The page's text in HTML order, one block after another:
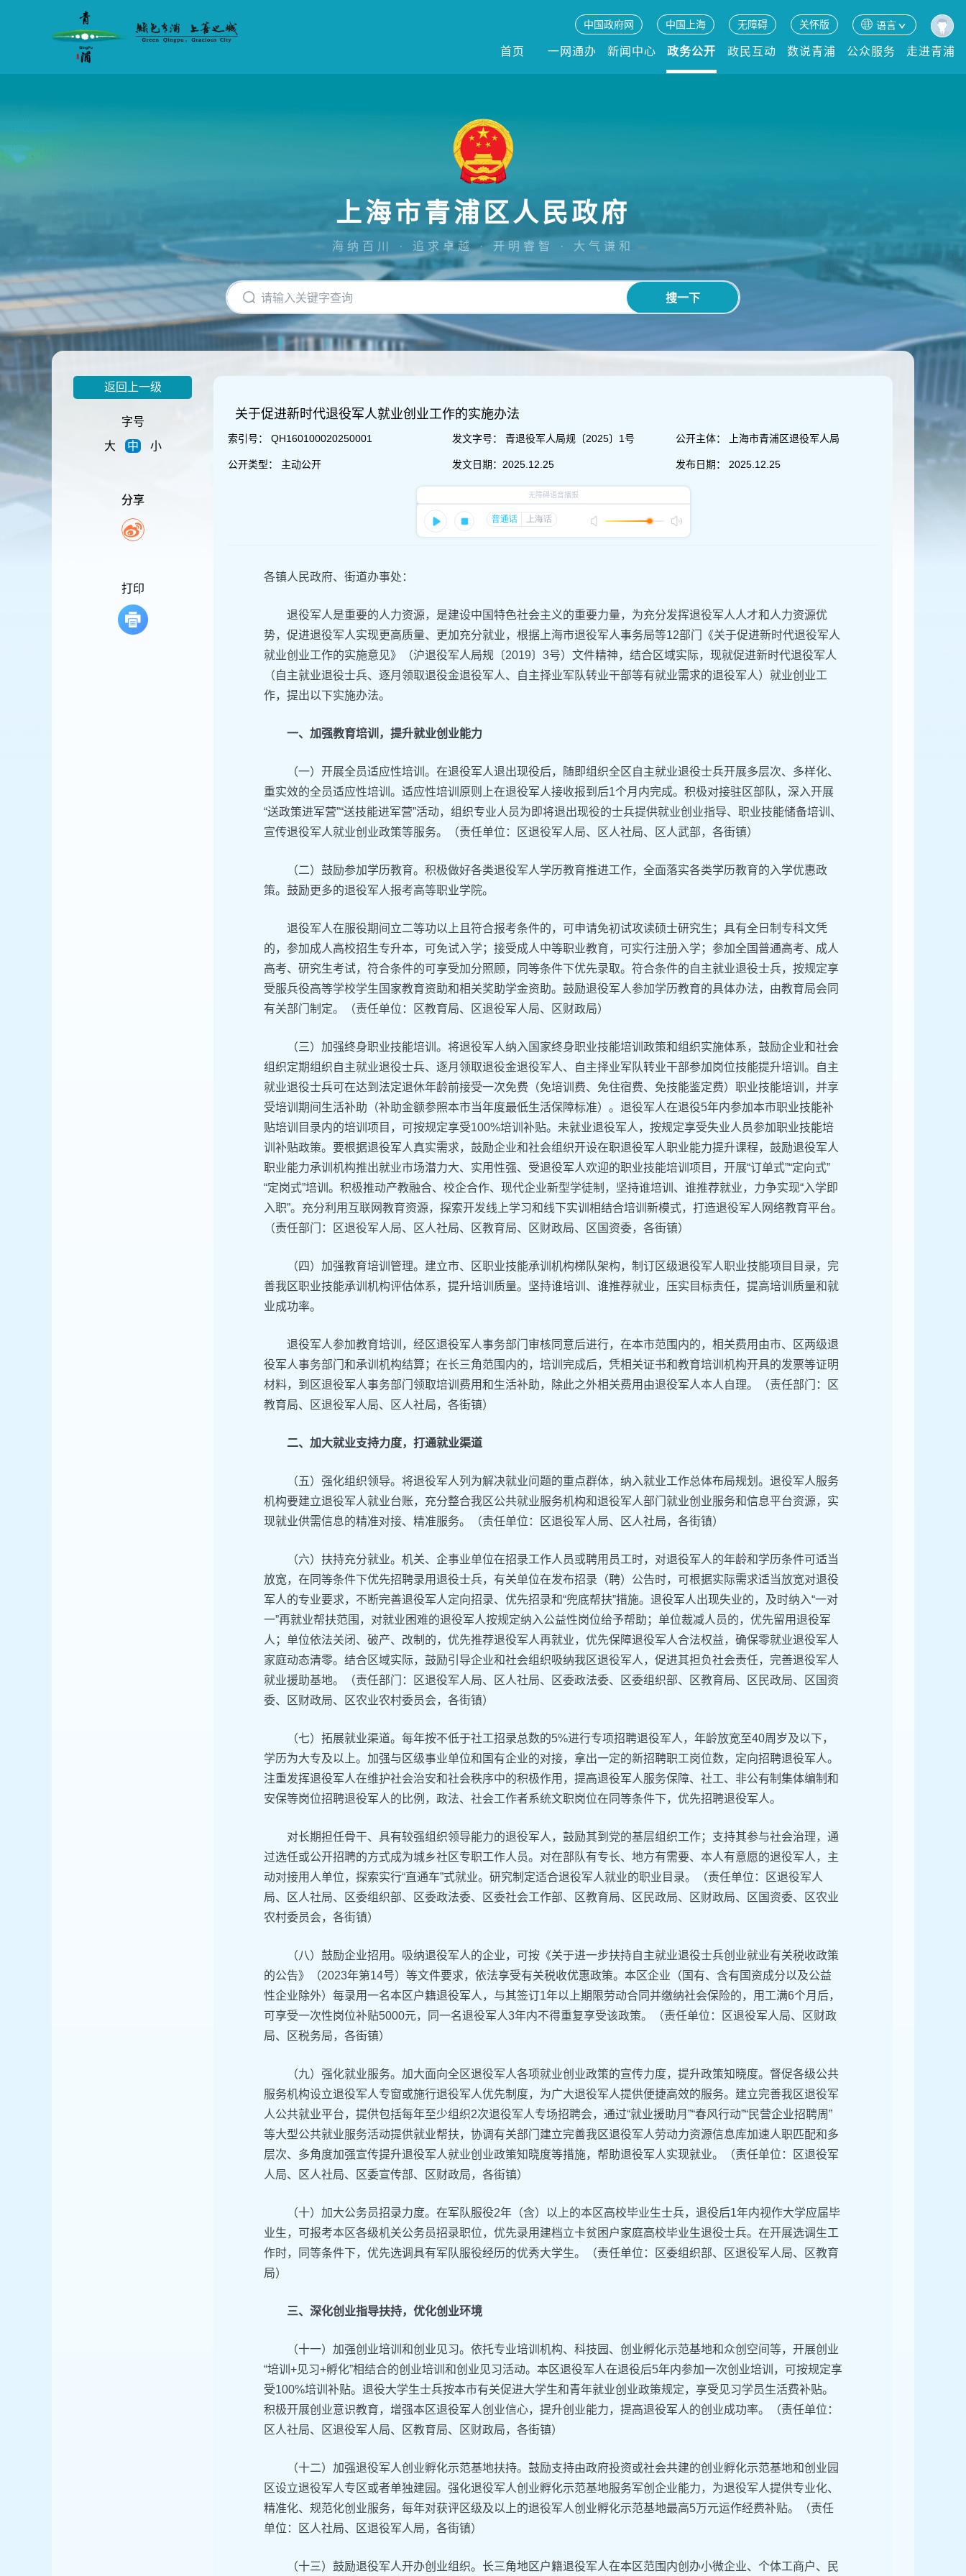
网
主
要
内
容
区
域
中国政府网 中国上海 无障碍 关怀版 语言
首页 一网通办 新闻中心 政务公开 政民互动 数说青浦 公众服务 走进青浦
上海市青浦区人民政府
海纳百川 · 追求卓越 · 开明睿智 · 大气谦和
搜一下
返回上一级
字号
大
中 小
分享
打印
关于促进新时代退役军人就业创业工作的实施办法
索引号： QH160100020250001
公开类型： 主动公开
发文字号： 青退役军人局规〔2025〕1号
发文日期： 2025.12.25
公开主体： 上海市青浦区退役军人局
发布日期： 2025.12.25
各镇人民政府、街道办事处：
退役军人是重要的人力资源，是建设中国特色社会主义的重要力量，为充分发挥退役军人人才和人力资源优
势，促进退役军人实现更高质量、更加充分就业，根据上海市退役军人事务局等12部门《关于促进新时代退役军人
就业创业工作的实施意见》（沪退役军人局规〔2019〕3号）文件精神，结合区域实际，现就促进新时代退役军人
（自主就业退役士兵、逐月领取退役金退役军人、自主择业军队转业干部等有就业需求的退役军人）就业创业工
作，提出以下实施办法。
一、加强教育培训，提升就业创业能力
（一）开展全员适应性培训。在退役军人退出现役后，随即组织全区自主就业退役士兵开展多层次、多样化、
重实效的全员适应性培训。适应性培训原则上在退役军人接收报到后1个月内完成。积极对接驻区部队，深入开展
“送政策进军营”“送技能进军营”活动，组织专业人员为即将退出现役的士兵提供就业创业指导、职业技能储备培训、
宣传退役军人就业创业政策等服务。（责任单位：区退役军人局、区人社局、区人武部，各街镇）
（二）鼓励参加学历教育。积极做好各类退役军人学历教育推进工作，全面落实各类学历教育的入学优惠政
策。鼓励更多的退役军人报考高等职业学院。
退役军人在服役期间立二等功以上且符合报考条件的，可申请免初试攻读硕士研究生；具有全日制专科文凭
的，参加成人高校招生专升本，可免试入学；接受成人中等职业教育，可实行注册入学；参加全国普通高考、成人
高考、研究生考试，符合条件的可享受加分照顾，同等条件下优先录取。符合条件的自主就业退役士兵，按规定享
受服兵役高等学校学生国家教育资助和相关奖助学金资助。鼓励退役军人参加学历教育的具体办法，由教育局会同
有关部门制定。（责任单位：区教育局、区退役军人局、区财政局）
（三）加强终身职业技能培训。将退役军人纳入国家终身职业技能培训政策和组织实施体系，鼓励企业和社会
组织定期组织自主就业退役士兵、逐月领取退役金退役军人、自主择业军队转业干部参加岗位技能提升培训。自主
就业退役士兵可在达到法定退休年龄前接受一次免费（免培训费、免住宿费、免技能鉴定费）职业技能培训，并享
受培训期间生活补助（补助金额参照本市当年度最低生活保障标准）。退役军人在退役5年内参加本市职业技能补
贴培训目录内的培训项目，可按规定享受100%培训补贴。未就业退役军人，按规定享受失业人员参加职业技能培
训补贴政策。要根据退役军人真实需求，鼓励企业和社会组织开设在职退役军人职业能力提升课程，鼓励退役军人
职业能力承训机构推出就业市场潜力大、实用性强、受退役军人欢迎的职业技能培训项目，开展“订单式”“定向式”
“定岗式”培训。积极推动产教融合、校企合作、现代企业新型学徒制，坚持谁培训、谁推荐就业，力争实现“入学即
入职”。充分利用互联网教育资源，探索开发线上学习和线下实训相结合培训新模式，打造退役军人网络教育平台。
（责任部门：区退役军人局、区人社局、区教育局、区财政局、区国资委，各街镇）
（四）加强教育培训管理。建立市、区职业技能承训机构梯队架构，制订区级退役军人职业技能项目目录，完
善我区职业技能承训机构评估体系，提升培训质量。坚持谁培训、谁推荐就业，压实目标责任，提高培训质量和就
业成功率。
退役军人参加教育培训，经区退役军人事务部门审核同意后进行，在本市范围内的，相关费用由市、区两级退
役军人事务部门和承训机构结算；在长三角范围内的，培训完成后，凭相关证书和教育培训机构开具的发票等证明
材料，到区退役军人事务部门领取培训费用和生活补助，除此之外相关费用由退役军人本人自理。（责任部门：区
教育局、区退役军人局、区人社局，各街镇）
二、加大就业支持力度，打通就业渠道
（五）强化组织领导。将退役军人列为解决就业问题的重点群体，纳入就业工作总体布局规划。退役军人服务
机构要建立退役军人就业台账，充分整合我区公共就业服务机构和退役军人部门就业创业服务和信息平台资源，实
现就业供需信息的精准对接、精准服务。（责任单位：区退役军人局、区人社局，各街镇）
（六）扶持充分就业。机关、企事业单位在招录工作人员或聘用员工时，对退役军人的年龄和学历条件可适当
放宽，在同等条件下优先招聘录用退役士兵，有关单位在发布招录（聘）公告时，可根据实际需求适当放宽对退役
军人的专业要求，不断完善退役军人定向招录、优先招录和“兜底帮扶”措施。退役军人出现失业的，及时纳入“一对
一”再就业帮扶范围，对就业困难的退役军人按规定纳入公益性岗位给予帮助；单位裁减人员的，优先留用退役军
人；单位依法关闭、破产、改制的，优先推荐退役军人再就业，优先保障退役军人合法权益，确保零就业退役军人
家庭动态清零。结合区域实际，鼓励引导企业和社会组织吸纳我区退役军人，促进其担负社会责任，完善退役军人
就业援助基地。（责任部门：区退役军人局、区人社局、区委政法委、区委组织部、区教育局、区民政局、区国资
委、区财政局、区农业农村委员会，各街镇）
（七）拓展就业渠道。每年按不低于社工招录总数的5%进行专项招聘退役军人，年龄放宽至40周岁及以下，
学历为大专及以上。加强与区级事业单位和国有企业的对接，拿出一定的新招聘职工岗位数，定向招聘退役军人。
注重发挥退役军人在维护社会治安和社会秩序中的积极作用，提高退役军人服务保障、社工、非公有制集体编制和
安保等岗位招聘退役军人的比例，政法、社会工作者系统文职岗位在同等条件下，优先招聘退役军人。
对长期担任骨干、具有较强组织领导能力的退役军人，鼓励其到党的基层组织工作；支持其参与社会治理，通
过选任或公开招聘的方式成为城乡社区专职工作人员。对在部队有专长、地方有需要、本人有意愿的退役军人，主
动对接用人单位，探索实行“直通车”式就业。研究制定适合退役军人就业的职业目录。（责任单位：区退役军人
局、区人社局、区委组织部、区委政法委、区委社会工作部、区教育局、区民政局、区财政局、区国资委、区农业
农村委员会，各街镇）
（八）鼓励企业招用。吸纳退役军人的企业，可按《关于进一步扶持自主就业退役士兵创业就业有关税收政策
的公告》（2023年第14号）等文件要求，依法享受有关税收优惠政策。本区企业（国有、含有国资成分以及公益
性企业除外）每录用一名本区户籍退役军人，与其签订1年以上期限劳动合同并缴纳社会保险的，用工满6个月后，
可享受一次性岗位补贴5000元，同一名退役军人3年内不得重复享受该政策。（责任单位：区退役军人局、区财政
局、区税务局，各街镇）
（九）强化就业服务。加大面向全区退役军人各项就业创业政策的宣传力度，提升政策知晓度。督促各级公共
服务机构设立退役军人专窗或施行退役军人优先制度，为广大退役军人提供便捷高效的服务。建立完善我区退役军
人公共就业平台，提供包括每年至少组织2次退役军人专场招聘会，通过“就业援助月”“春风行动”“民营企业招聘周”
等大型公共就业服务活动提供就业帮扶，协调有关部门建立完善我区退役军人劳动力资源信息库加速人职匹配和多
层次、多角度加强宣传提升退役军人就业创业政策知晓度等措施，帮助退役军人实现就业。（责任单位：区退役军
人局、区人社局、区委宣传部、区财政局，各街镇）
（十）加大公务员招录力度。在军队服役2年（含）以上的本区高校毕业生士兵，退役后1年内视作大学应届毕
业生，可报考本区各级机关公务员招录职位，优先录用建档立卡贫困户家庭高校毕业生退役士兵。在开展选调生工
作时，同等条件下，优先选调具有军队服役经历的优秀大学生。（责任单位：区委组织部、区退役军人局、区教育
局）
三、深化创业指导扶持，优化创业环境
（十一）加强创业培训和创业见习。依托专业培训机构、科技园、创业孵化示范基地和众创空间等，开展创业
“培训+见习+孵化”相结合的创业培训和创业见习活动。本区退役军人在退役后5年内参加一次创业培训，可按规定享
受100%培训补贴。退役大学生士兵按本市有关促进大学生和青年就业创业政策规定，享受见习学员生活费补贴。
积极开展创业意识教育，增强本区退役军人创业信心，提升创业能力，提高退役军人的创业成功率。（责任单位：
区人社局、区退役军人局、区教育局、区财政局，各街镇）
（十二）加强退役军人创业孵化示范基地扶持。鼓励支持由政府投资或社会共建的创业孵化示范基地和创业园
区设立退役军人专区或者单独建园。强化退役军人创业孵化示范基地服务军创企业能力，为退役军人提供专业化、
精准化、规范化创业服务，每年对获评区级及以上的退役军人创业孵化示范基地最高5万元运作经费补贴。（责任
单位：区人社局、区退役军人局，各街镇）
（十三）鼓励退役军人开办创业组织。长三角地区户籍退役军人在本区范围内创办小微企业、个体工商户、民